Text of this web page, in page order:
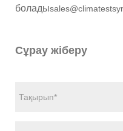
болады
Сұрау жіберу